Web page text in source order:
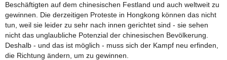
Beschäftigten auf dem chinesischen Festland und auch weltweit zu
gewinnen. Die derzeitigen Proteste in Hongkong können das nicht
tun, weil sie leider zu sehr nach innen gerichtet sind - sie sehen
nicht das unglaubliche Potenzial der chinesischen Bevölkerung.
Deshalb - und das ist möglich - muss sich der Kampf neu erfinden,
die Richtung ändern, um zu gewinnen.